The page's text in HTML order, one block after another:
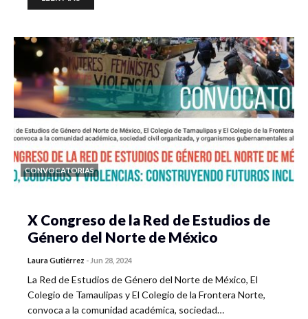
CONVOCATORIAS
X Congreso de la Red de Estudios de
Género del Norte de México
Laura Gutiérrez - Jun 28, 2024
La Red de Estudios de Género del Norte de México, El
Colegio de Tamaulipas y El Colegio de la Frontera Norte,
convoca a la comunidad académica, sociedad…